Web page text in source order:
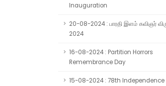
Inauguration
20-08-2024 : பாரதி இளம் கவிஞர்
2024
16-08-2024 : Partition Horrors
Remembrance Day
15-08-2024 : 78th Independence